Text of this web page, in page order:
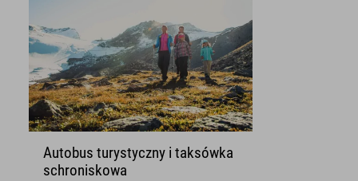
Autobus turystyczny i taksówka
schroniskowa